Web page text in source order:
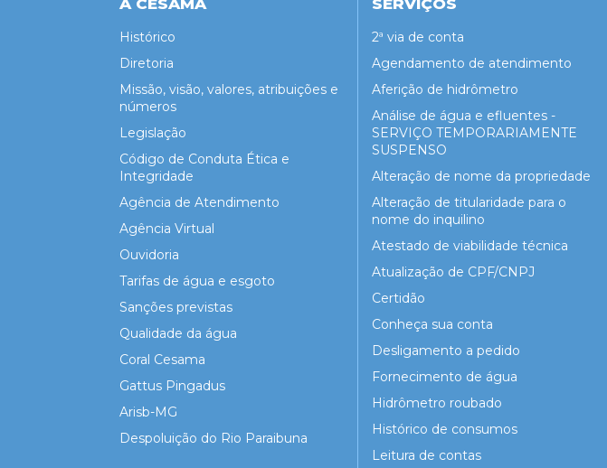
Histórico
Diretoria
Missão, visão, valores, atribuições e
números
Legislação
Código de Conduta Ética e
Integridade
Agência de Atendimento
Agência Virtual
Ouvidoria
Tarifas de água e esgoto
Sanções previstas
Qualidade da água
Coral Cesama
Gattus Pingadus
Arisb-MG
Despoluição do Rio Paraibuna
2ª via de conta
Agendamento de atendimento
Aferição de hidrômetro
Análise de água e efluentes -
SERVIÇO TEMPORARIAMENTE
SUSPENSO
Alteração de nome da propriedade
Alteração de titularidade para o
nome do inquilino
Atestado de viabilidade técnica
Atualização de CPF/CNPJ
Certidão
Conheça sua conta
Desligamento a pedido
Fornecimento de água
Hidrômetro roubado
Histórico de consumos
Leitura de contas